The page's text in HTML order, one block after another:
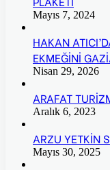
Mayıs 7, 2024
HAKAN
EKMEĞİNİ
Nisan 29, 2026
ARAFAT
Aralık 6, 2023
ARZU YETKİN
Mayıs 30, 2025